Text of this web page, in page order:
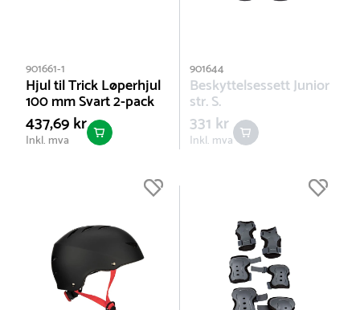
901661-1
Hjul til Trick Løperhjul
100 mm Svart 2-pack
437,69 kr
Inkl. mva
901644
Beskyttelsessett Junior
str. S.
331 kr
Inkl. mva